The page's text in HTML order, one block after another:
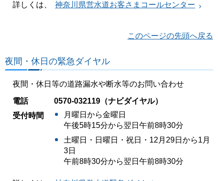
詳しくは、
神奈川県営水道お客さまコールセンター
このページの先頭へ戻る
夜間・休日の緊急ダイヤル
夜間・休日等の道路漏水や断水等のお問い合わせ
電話
0570-032119（ナビダイヤル）
受付時間
月曜日から金曜日
午後5時15分から翌日午前8時30分
土曜日・日曜日・祝日・12月29日から1月
3日
午前8時30分から翌日午前8時30分